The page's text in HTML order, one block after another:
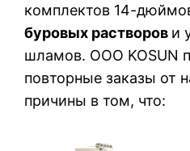
комплектов 14-
буровых растворов и
шламов. ООО KOSUN
повторные заказы от
причины в том, что: